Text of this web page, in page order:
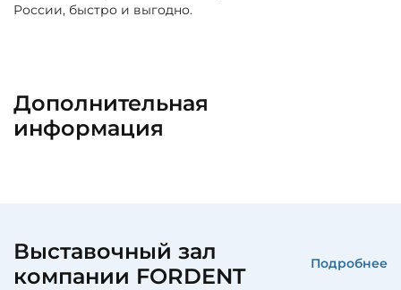
России, быстро и выгодно.
Дополнительная
информация
Выставочный зал
компании FORDENT
Подробнее